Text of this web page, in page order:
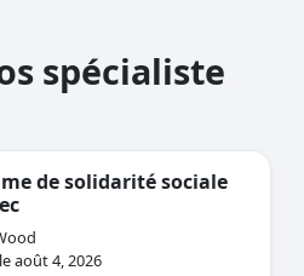
spécialiste
de solidarité sociale
août 4, 2026